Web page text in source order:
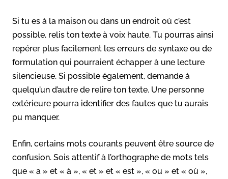
Si tu es à la maison ou dans un endroit où c’est
possible, relis ton texte à voix haute. Tu pourras ainsi
repérer plus facilement les erreurs de syntaxe ou de
formulation qui pourraient échapper à une lecture
silencieuse. Si possible également, demande à
quelqu’un d’autre de relire ton texte. Une personne
extérieure pourra identifier des fautes que tu aurais
pu manquer.
Enfin, certains mots courants peuvent être source de
confusion. Sois attentif à l’orthographe de mots tels
que « a » et « à », « et » et « est », « ou » et « où »,